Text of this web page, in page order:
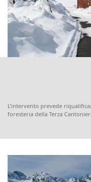
L’intervento prevede
foresteria della Terza